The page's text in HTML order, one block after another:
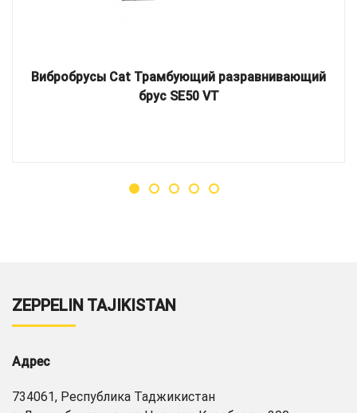
Вибробрусы Cat Трамбующий разравнивающий
брус SE50 VT
ZEPPELIN TAJIKISTAN
Адрес
734061, Республика Таджикистан